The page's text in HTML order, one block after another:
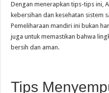
Dengan menerapkan tips-tips ini,
kebersihan dan kesehatan sistem
Pemeliharaan mandiri ini bukan
juga untuk memastikan bahwa
bersih dan aman.
Tips